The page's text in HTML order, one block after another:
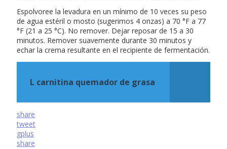
Espolvoree la levadura en un mínimo de 10 veces su peso
de agua estéril o mosto (sugerimos 4 onzas) a 70 °F a 77
°F (21 a 25 °C). No remover. Dejar reposar de 15 a 30
minutos. Remover suavemente durante 30 minutos y
echar la crema resultante en el recipiente de fermentación.
L carnitina quemador de grasa
share
tweet
gplus
share